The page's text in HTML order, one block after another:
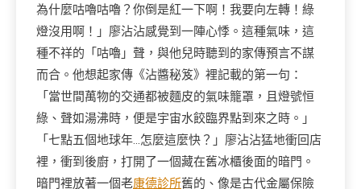
為什麼咕嚕咕嚕？你倒是紅一下啊！我要向左轉！綠
燈沒用啊！」廖沾沾感覺到一陣心悸。這種氣味，這
種不祥的「咕嚕」聲，與他兒時聽到的家傳預言不謀
而合。他想起家傳《沾醬秘笈》裡記載的第一句：
「當世間萬物的交通都被麵皮的氣味籠罩，且燈號恒
綠、聲如湯沸時，便是宇宙水餃臨界點到來之時。」
「七點五個地球年…怎麼這麼快？」廖沾沾猛地衝回店
裡，衝到後廚，打開了一個藏在舊冰櫃後面的暗門。
暗門裡放著一個老康德診所舊的、像是古代金屬保險